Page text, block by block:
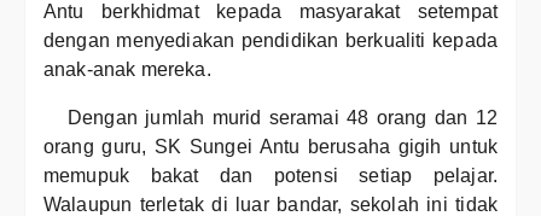
Antu berkhidmat kepada masyarakat setempat
dengan menyediakan pendidikan berkualiti kepada
anak-anak mereka.
Dengan jumlah murid seramai 48 orang dan 12
orang guru, SK Sungei Antu berusaha gigih untuk
memupuk bakat dan potensi setiap pelajar.
Walaupun terletak di luar bandar, sekolah ini tidak